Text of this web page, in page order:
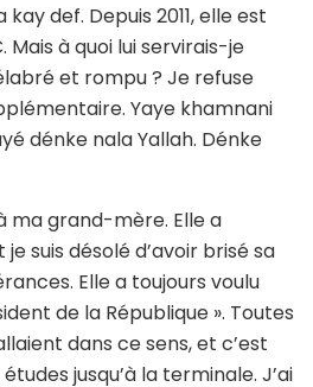
def. Depuis 2011, elle est
Mais à quoi lui servirais-je
et rompu ? Je refuse
Yaye khamnani
dénke nala Yallah. Dénke
ma grand-mère. Elle a
suis désolé d’avoir brisé sa
Elle a toujours voulu
de la République ». Toutes
dans ce sens, et c’est
jusqu’à la terminale. J’ai